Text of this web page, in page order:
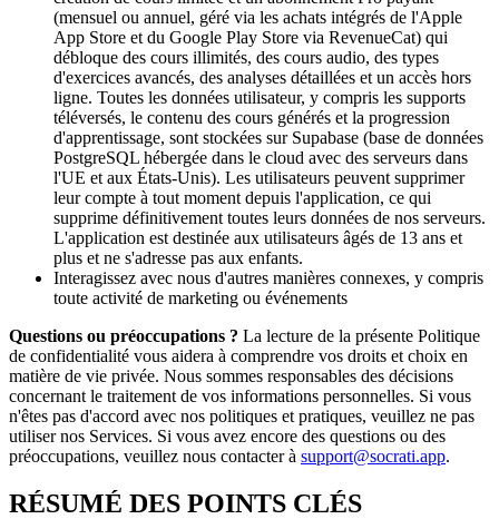
(mensuel ou annuel, géré via les achats intégrés de l'Apple
App Store et du Google Play Store via RevenueCat) qui
débloque des cours illimités, des cours audio, des types
d'exercices avancés, des analyses détaillées et un accès hors
ligne. Toutes les données utilisateur, y compris les supports
téléversés, le contenu des cours générés et la progression
d'apprentissage, sont stockées sur Supabase (base de données
PostgreSQL hébergée dans le cloud avec des serveurs dans
l'UE et aux États-Unis). Les utilisateurs peuvent supprimer
leur compte à tout moment depuis l'application, ce qui
supprime définitivement toutes leurs données de nos serveurs.
L'application est destinée aux utilisateurs âgés de 13 ans et
plus et ne s'adresse pas aux enfants.
Interagissez avec nous d'autres manières connexes, y compris
toute activité de marketing ou événements
Questions ou préoccupations ? La lecture de la présente Politique
de confidentialité vous aidera à comprendre vos droits et choix en
matière de vie privée. Nous sommes responsables des décisions
concernant le traitement de vos informations personnelles. Si vous
n'êtes pas d'accord avec nos politiques et pratiques, veuillez ne pas
utiliser nos Services. Si vous avez encore des questions ou des
préoccupations, veuillez nous contacter à support@socrati.app.
RÉSUMÉ DES POINTS CLÉS